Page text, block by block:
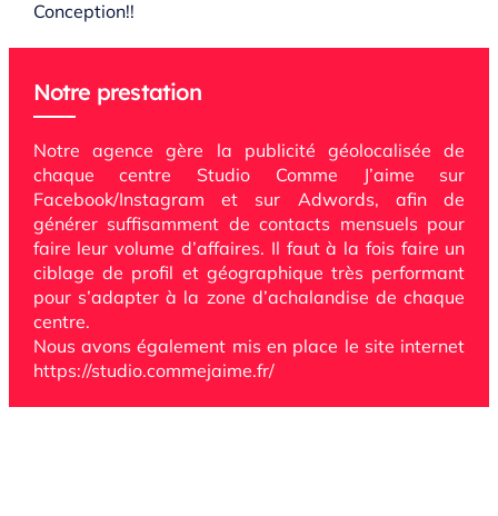
Conception!!
Notre prestation
Notre agence gère la publicité géolocalisée de
chaque centre Studio Comme J’aime sur
Facebook/Instagram et sur Adwords, afin de
générer suffisamment de contacts mensuels pour
faire leur volume d’affaires. Il faut à la fois faire un
ciblage de profil et géographique très performant
pour s’adapter à la zone d’achalandise de chaque
centre.
Nous avons également mis en place le site internet
https://studio.commejaime.fr/